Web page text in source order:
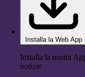
Installa la Web App
Installa la nostra
notizie